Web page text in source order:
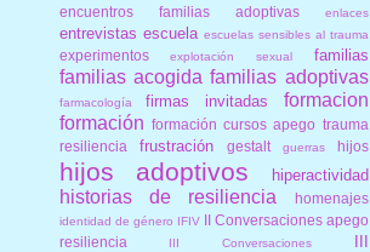
encuentros familias adoptivas
enlaces
entrevistas escuela escuelas sensibles al trauma
experimentos explotación sexual familias
familias acogida familias adoptivas
farmacología firmas invitadas
formacion
formación formación cursos apego trauma
resiliencia
frustración gestalt guerras hijos
hijos adoptivos hiperactividad
historias de resiliencia homenajes
identidad de género IFIV II Conversaciones apego
resiliencia
III Conversaciones
III